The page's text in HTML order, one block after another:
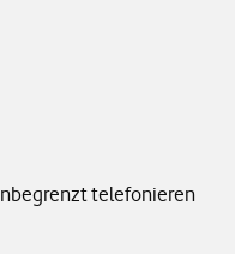
telefonieren